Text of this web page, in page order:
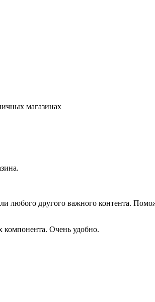
магазинах
любого другого важного контента.
компонента. Очень удобно.